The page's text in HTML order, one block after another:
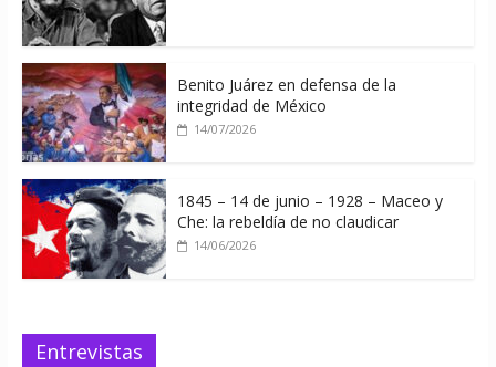
Benito Juárez en defensa de la
integridad de México
14/07/2026
1845 – 14 de junio – 1928 – Maceo y
Che: la rebeldía de no claudicar
14/06/2026
Entrevistas